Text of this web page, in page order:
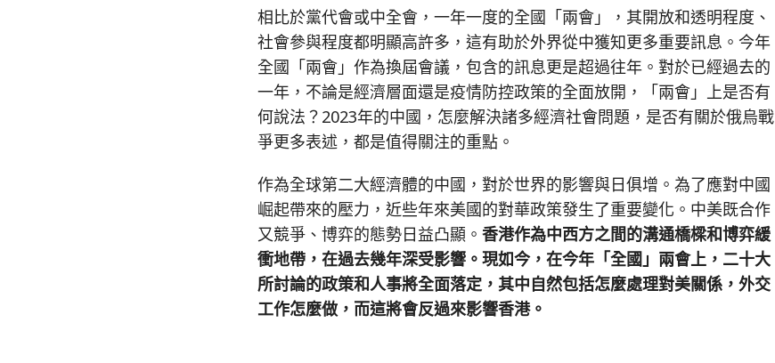
相比於黨代會或中全會，一年一度的全國「兩會」，其開放和透明程度、
社會參與程度都明顯高許多，這有助於外界從中獲知更多重要訊息。今年
全國「兩會」作為換屆會議，包含的訊息更是超過往年。對於已經過去的
一年，不論是經濟層面還是疫情防控政策的全面放開，「兩會」上是否有
何說法？2023年的中國，怎麼解決諸多經濟社會問題，是否有關於俄烏戰
爭更多表述，都是值得關注的重點。
作為全球第二大經濟體的中國，對於世界的影響與日俱增。為了應對中國
崛起帶來的壓力，近些年來美國的對華政策發生了重要變化。中美既合作
又競爭、博弈的態勢日益凸顯。香港作為中西方之間的溝通橋樑和博弈緩
衝地帶，在過去幾年深受影響。現如今，在今年「全國」兩會上，二十大
所討論的政策和人事將全面落定，其中自然包括怎麼處理對美關係，外交
工作怎麼做，而這將會反過來影響香港。